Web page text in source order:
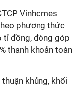
Vinhomes
phương thức
tỉ đồng, đóng góp
thanh khoản toàn
khủng, khối